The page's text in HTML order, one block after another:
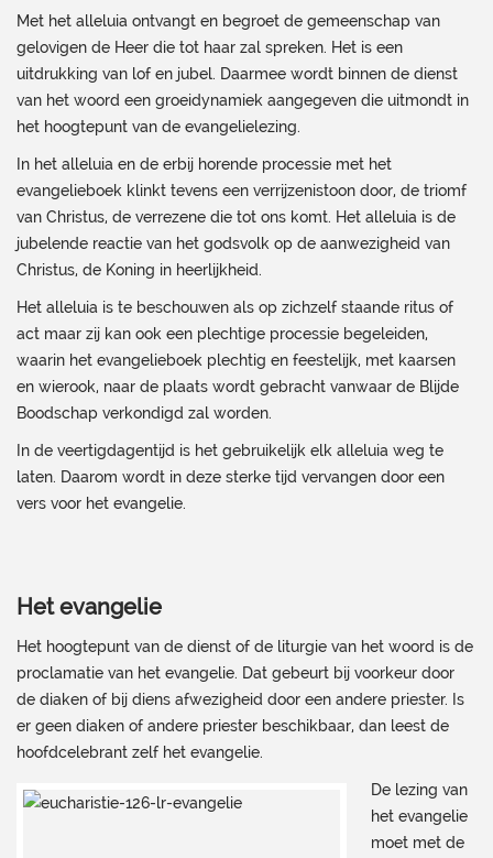
Met het alleluia ontvangt en begroet de gemeenschap van
gelovigen de Heer die tot haar zal spreken. Het is een
uitdrukking van lof en jubel. Daarmee wordt binnen de dienst
van het woord een groeidynamiek aangegeven die uitmondt in
het hoogtepunt van de evangelielezing.
In het alleluia en de erbij horende processie met het
evangelieboek klinkt tevens een verrijzenistoon door, de triomf
van Christus, de verrezene die tot ons komt. Het alleluia is de
jubelende reactie van het godsvolk op de aanwezigheid van
Christus, de Koning in heerlijkheid.
Het alleluia is te beschouwen als op zichzelf staande ritus of
act maar zij kan ook een plechtige processie begeleiden,
waarin het evangelieboek plechtig en feestelijk, met kaarsen
en wierook, naar de plaats wordt gebracht vanwaar de Blijde
Boodschap verkondigd zal worden.
In de veertigdagentijd is het gebruikelijk elk alleluia weg te
laten. Daarom wordt in deze sterke tijd vervangen door een
vers voor het evangelie.
Het evangelie
Het hoogtepunt van de dienst of de liturgie van het woord is de
proclamatie van het evangelie. Dat gebeurt bij voorkeur door
de diaken of bij diens afwezigheid door een andere priester. Is
er geen diaken of andere priester beschikbaar, dan leest de
hoofdcelebrant zelf het evangelie.
De lezing van
het evangelie
moet met de